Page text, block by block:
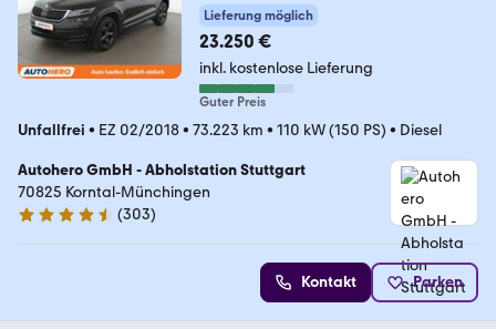
Lieferung möglich
23.250 €
inkl. kostenlose Lieferung
Guter Preis
Unfallfrei • EZ 02/2018• 73.223 km • 110 kW (150 PS) • Diesel
Autohero GmbH - Abholstation Stuttgart
70825 Korntal-Münchingen
4.4 Sterne
(303)
Kontakt Parken